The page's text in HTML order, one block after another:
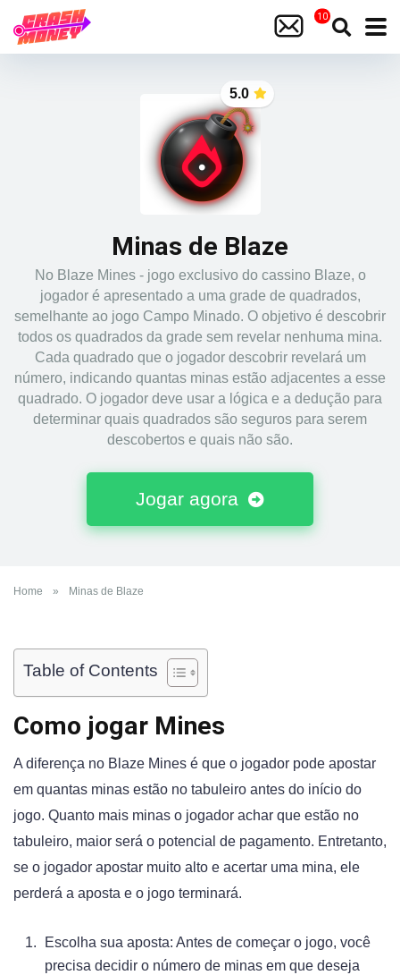
5.0
Minas de Blaze
No Blaze Mines - jogo exclusivo do cassino Blaze, o
jogador é apresentado a uma grade de quadrados,
semelhante ao jogo Campo Minado. O objetivo é descobrir
todos os quadrados da grade sem revelar nenhuma mina.
Cada quadrado que o jogador descobrir revelará um
número, indicando quantas minas estão adjacentes a esse
quadrado. O jogador deve usar a lógica e a dedução para
determinar quais quadrados são seguros para serem
descobertos e quais não são.
Jogar agora
Home » Minas de Blaze
Table of Contents
Como jogar Mines
A diferença no Blaze Mines é que o jogador pode apostar
em quantas minas estão no tabuleiro antes do início do
jogo. Quanto mais minas o jogador achar que estão no
tabuleiro, maior será o potencial de pagamento. Entretanto,
se o jogador apostar muito alto e acertar uma mina, ele
perderá a aposta e o jogo terminará.
Escolha sua aposta: Antes de começar o jogo, você
precisa decidir o número de minas em que deseja